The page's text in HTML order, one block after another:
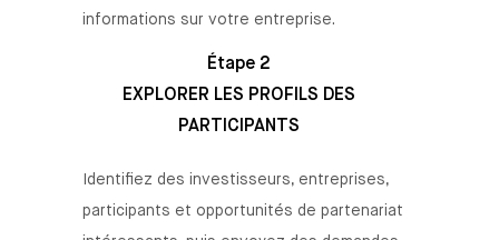
informations sur votre entreprise.
Étape 2
EXPLORER LES PROFILS DES
PARTICIPANTS
Identifiez des investisseurs, entreprises,
participants et opportunités de partenariat